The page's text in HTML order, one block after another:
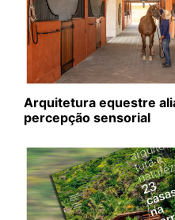
Arquitetura equestre
percepção sensorial